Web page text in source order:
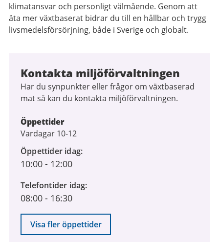
klimatansvar och personligt välmående. Genom att
äta mer växtbaserat bidrar du till en hållbar och trygg
livsmedelsförsörjning, både i Sverige och globalt.
Kontakta miljöförvaltningen
Har du synpunkter eller frågor om växtbaserad
mat så kan du kontakta miljöförvaltningen.
Öppettider
Vardagar 10-12
Öppettider idag
10:00 - 12:00
Telefontider idag
08:00 - 16:30
Visa fler öppettider